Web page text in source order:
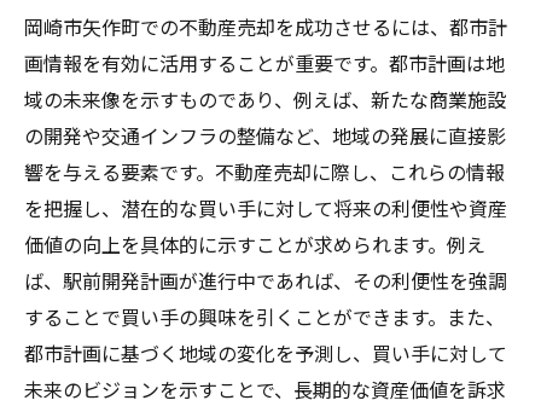
岡崎市矢作町での不動産売却を成功させるには、都市計
画情報を有効に活用することが重要です。都市計画は地
域の未来像を示すものであり、例えば、新たな商業施設
の開発や交通インフラの整備など、地域の発展に直接影
響を与える要素です。不動産売却に際し、これらの情報
を把握し、潜在的な買い手に対して将来の利便性や資産
価値の向上を具体的に示すことが求められます。例え
ば、駅前開発計画が進行中であれば、その利便性を強調
することで買い手の興味を引くことができます。また、
都市計画に基づく地域の変化を予測し、買い手に対して
未来のビジョンを示すことで、長期的な資産価値を訴求